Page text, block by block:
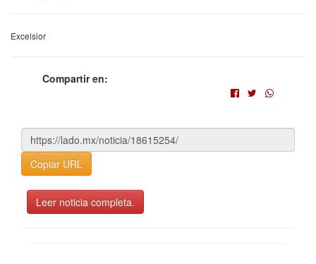
Excelsior
Compartir en:
Copiar URL
Leer noticia completa.